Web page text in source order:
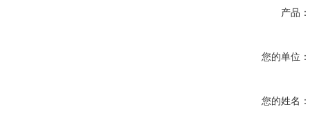
产品：
您的单位：
您的姓名：